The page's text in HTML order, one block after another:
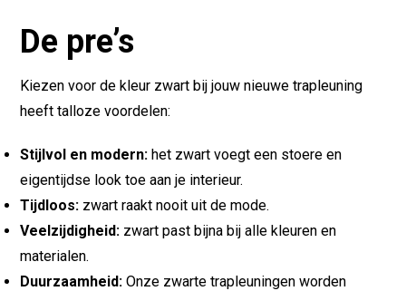
De pre’s
Kiezen voor de kleur zwart bij jouw nieuwe trapleuning
heeft talloze voordelen:
Stijlvol en modern: het zwart voegt een stoere en
eigentijdse look toe aan je interieur.
Tijdloos: zwart raakt nooit uit de mode.
Veelzijdigheid: zwart past bijna bij alle kleuren en
materialen.
Duurzaamheid: Onze zwarte trapleuningen worden